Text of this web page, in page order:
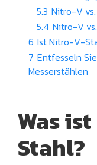
5.3 Nitro-V vs.
5.4 Nitro-V vs.
6 Ist Nitro-V-
7 Entfesseln
Messerstählen
Was
Stahl?